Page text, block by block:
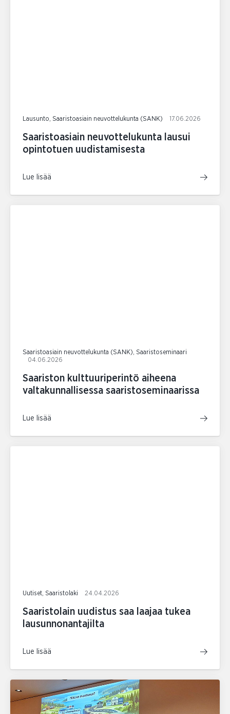
Lausunto, Saaristoasiain neuvottelukunta (SANK) 17.06.2026
Saaristoasiain neuvottelukunta lausui
opintotuen uudistamisesta
Lue lisää
Saaristoasiain neuvottelukunta (SANK), Saaristoseminaari
04.06.2026
Saariston kulttuuriperintö aiheena
valtakunnallisessa saaristoseminaarissa
Lue lisää
Uutiset, Saaristolaki 24.04.2026
Saaristolain uudistus saa laajaa tukea
lausunnonantajilta
Lue lisää